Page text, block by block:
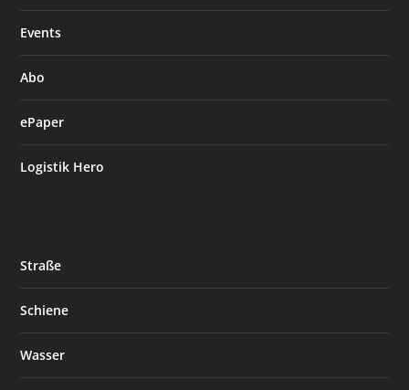
Events
Abo
ePaper
Logistik Hero
Straße
Schiene
Wasser